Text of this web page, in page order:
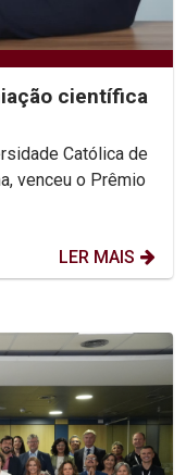
científica
Católica de
venceu o Prêmio
LER MAIS